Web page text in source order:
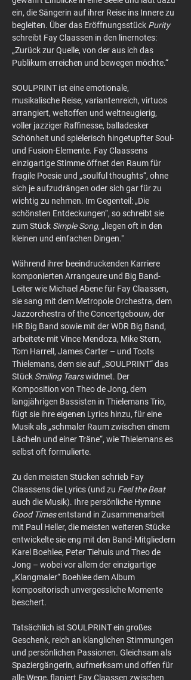
ein, die Sängerin auf ihrer Reise ins Innere zu
begleiten. Über das Eröffnungsstück Purity
schreibt Fay Claassen in den linernotes:
„Zurück zur Quelle, von der aus ich das
Publikum erreichen und bewegen möchte.“
SOULPRINT ist eine emotionale,
musikalische Reise, variantenreich, virtuos
arrangiert, weltoffen und weltneugierig,
voller jazziger Raffinesse, balladesker
Schönheit und spielerisch hingetupfter Soul-
und Fusion-Elemente. Fay Claassens
einzigartige Stimme öffnet den Raum für
fragile Poesie und „soulful thoughts“, ohne
sich je aufzudrängen oder sich gar für zu
wichtig zu nehmen. Im Gegenteil: „Die
schönsten Entdeckungen“, so schreibt sie
zum Stück Simple Song, „liegen oft in den
kleinen und einfachen Dingen."
Während ihrer beeindruckenden Karriere
komponierten Arrangeure und Big Band-
Leiter wie Michael Abene für Fay Claassen,
sie sang mit dem Metropole Orchestra, dem
Jazzorchestra of the Concertgebouw, der
HR Big Band sowie mit der WDR Big Band,
arbeitete mit Vince Mendoza, Mike Stern,
Tom Harrell, James Carter – und Toots
Thielemans, dem sie auf „SOULPRINT“ das
Stück Smiling Tears widmet. Der
Komposition von Theo de Jong, dem
langjährigen Bassisten in Thielemans Trio,
fügt sie ihre eigenen Lyrics hinzu, für eine
Musik als „schmaler Raum zwischen einem
Lächeln und einer Träne“, wie Thielemans es
selbst oft formulierte.
Zu den meisten Stücken schrieb Fay
Claassens die Lyrics (und zu Feel the Beat
auch die Musik). Ihre persönliche Hymne
Good Times entstand in Zusammenarbeit
mit Paul Heller, die meisten weiteren Stücke
entwickelte sie eng mit den Band-Mitgliedern
Karel Boehlee, Peter Tiehuis und Theo de
Jong – wobei vor allem der einzigartige
„Klangmaler“ Boehlee dem Album
kompositorisch unvergessliche Momente
beschert.
Tatsächlich ist SOULPRINT ein großes
Geschenk, reich an klanglichen Stimmungen
und persönlichen Passionen. Gleichsam als
Spaziergängerin, aufmerksam und offen für
alle Wege, flaniert Fay Claassen zwischen